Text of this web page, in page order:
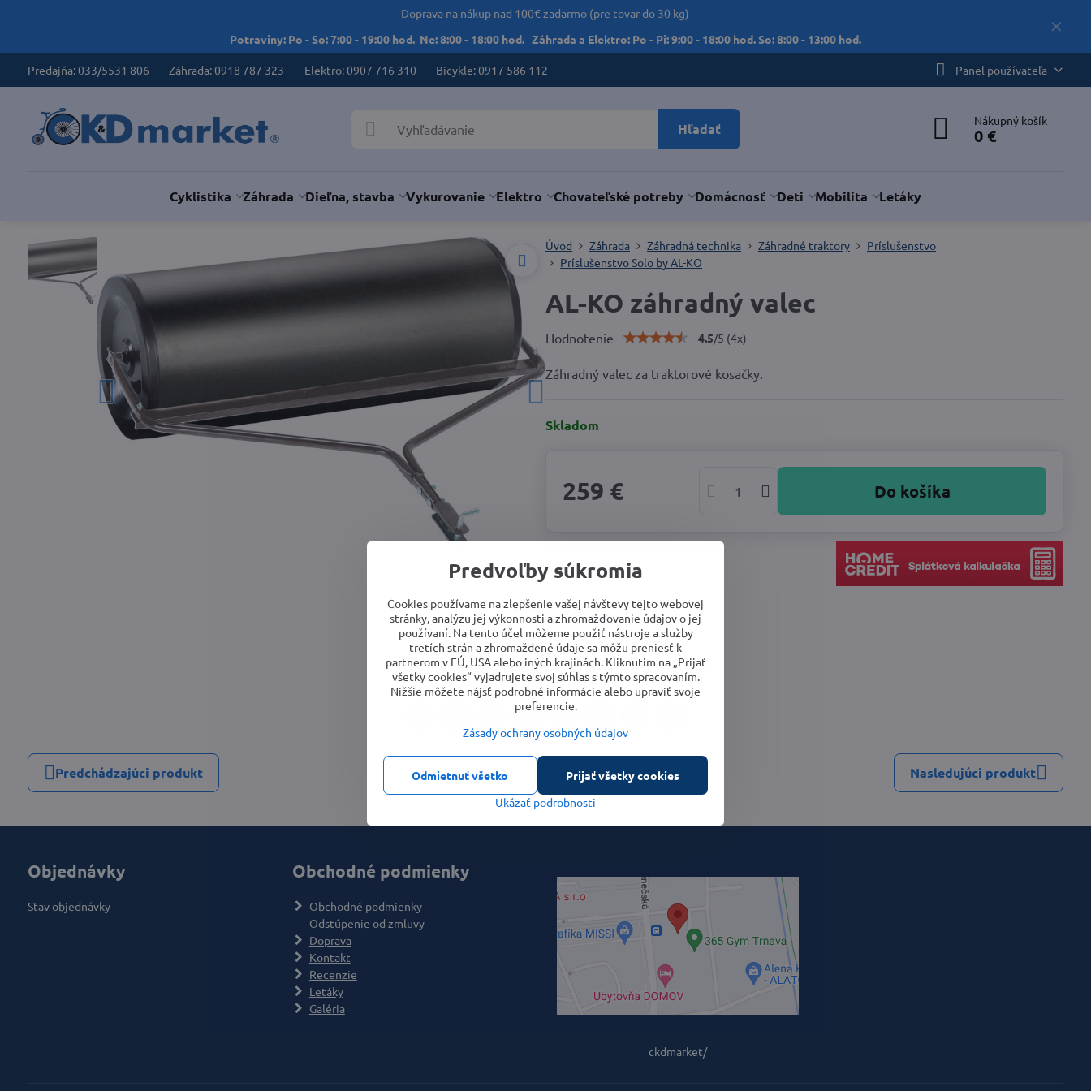
✕
Doprava na nákup nad 100€ zadarmo (pre tovar do 30 kg)
Potraviny: Po - So: 7:00 - 19:00 hod. Ne: 8:00 - 18:00 hod. Záhrada a Elektro: Po - Pi: 9:00 - 18:00 hod. So: 8:00 - 13:00 hod.
Predajňa: 033/5531 806 Záhrada: 0918 787 323 Elektro: 0907 716 310 Bicykle: 0917 586 112 Panel používateľa
Hľadať Nákupný košík
0 €
Cyklistika Záhrada Dieľna, stavba Vykurovanie Elektro Chovateľské potreby Domácnosť Deti Mobilita Letáky
Úvod Záhrada Záhradná technika Záhradné traktory
Príslušenstvo
Príslušenstvo Solo by AL-KO
AL-KO záhradný valec
Hodnotenie 4.5/5 (4x)
Záhradný valec za traktorové kosačky.
Skladom
259 € Do košíka
Strážny pes Doručenia
Výrobca:AL-KO
Predchádzajúci produkt Nasledujúci produkt
Objednávky
Stav objednávky
Obchodné podmienky
Obchodné podmienky
Odstúpenie od zmluvy
Doprava
Kontakt
Recenzie
Letáky
Galéria
ckdmarket/
Predvoľby súkromia
Cookies používame na zlepšenie vašej návštevy tejto webovej
stránky, analýzu jej výkonnosti a zhromažďovanie údajov o jej
používaní. Na tento účel môžeme použiť nástroje a služby
tretích strán a zhromaždené údaje sa môžu preniesť k
partnerom v EÚ, USA alebo iných krajinách. Kliknutím na „Prijať
všetky cookies“ vyjadrujete svoj súhlas s týmto spracovaním.
Nižšie môžete nájsť podrobné informácie alebo upraviť svoje
preferencie.
Zásady ochrany osobných údajov
Ukázať podrobnosti
Prijať všetky cookies
Odmietnuť všetko